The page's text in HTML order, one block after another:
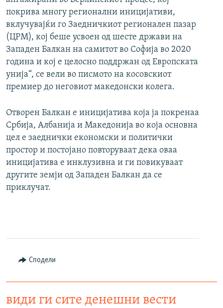
покрива многу регионални иницијативи,
вклучувајќи го Заедничкиот регионален пазар
(ЦРМ), кој беше усвоен од шесте држави на
Западен Балкан на самитот во Софија во 2020
година и кој е целосно поддржан од Европската
унија“, се вели во писмото на косовскиот
премиер до неговиот македонски колега.
Отворен Балкан е иницијатива која ја покренаа
Србија, Албанија и Македонија во која основна
цел е заеднички економски и политички
простор и постојано повторуваат дека оваа
иницијатива е инклузивна и ги повикуваат
другите земји од Западен Балкан да се
приклучат.
Сподели
види ги сите денешни вести